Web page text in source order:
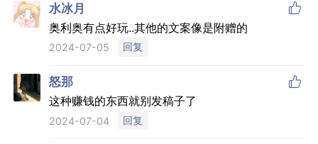
水冰月 
奥利奥有点好玩..其他的文案像是附赠的
2024-07-05 回复
怒那 
这种赚钱的东西就别发稿子了
2024-07-04 回复